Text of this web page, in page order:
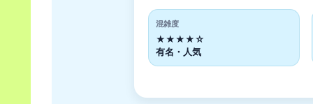
混雑度
★★★★☆
有名・人気